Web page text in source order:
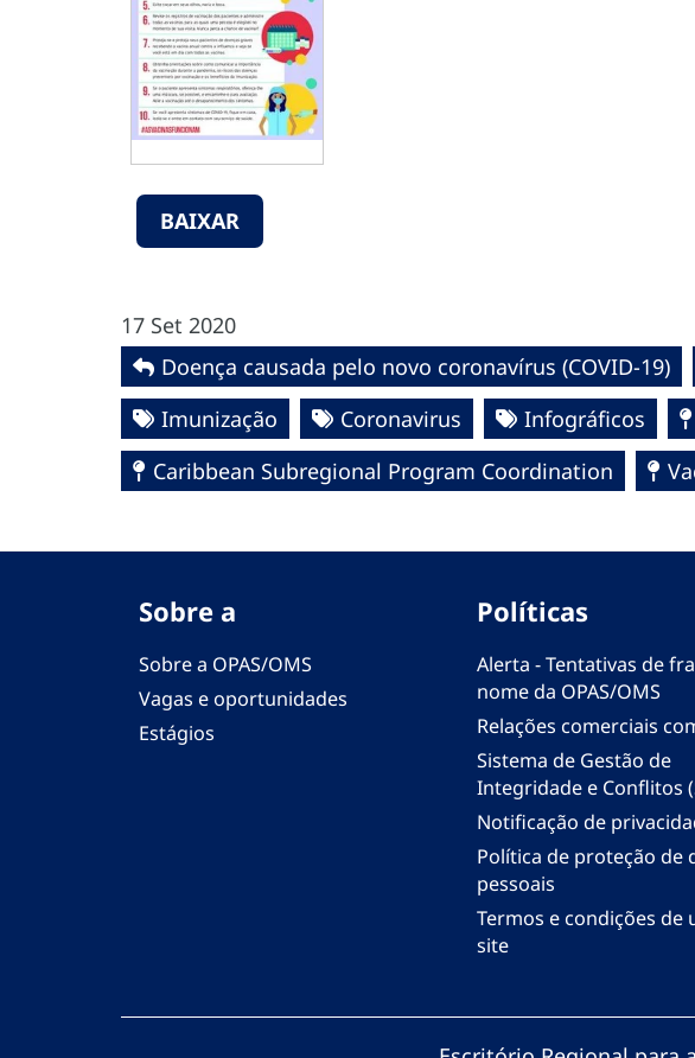
BAIXAR
17 Set 2020
Doença causada pelo novo coronavírus (COVID-19)
Imunização
Coronavirus Infográficos
Caribbean Subregional Program Coordination
Sobre a
Sobre a OPAS/OMS
Vagas e oportunidades
Estágios
Políticas
Alerta - Tentativas de
nome da OPAS/OMS
Relações comerciais
Sistema de Gestão de
Integridade e Conflitos
Notificação de
Política de proteção de
pessoais
Termos e condições de
site